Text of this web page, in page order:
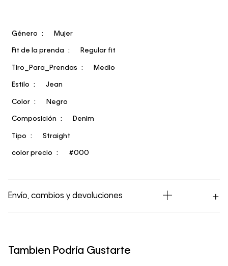
Género Mujer
Fit de la prenda Regular fit
Tiro_Para_Prendas Medio
Estilo Jean
Color Negro
Composición Denim
Tipo Straight
color precio #000
Envío, cambios y devoluciones
hábiles para envíos a provincia. Envíos gratis en Lima
Tambien Podría Gustarte